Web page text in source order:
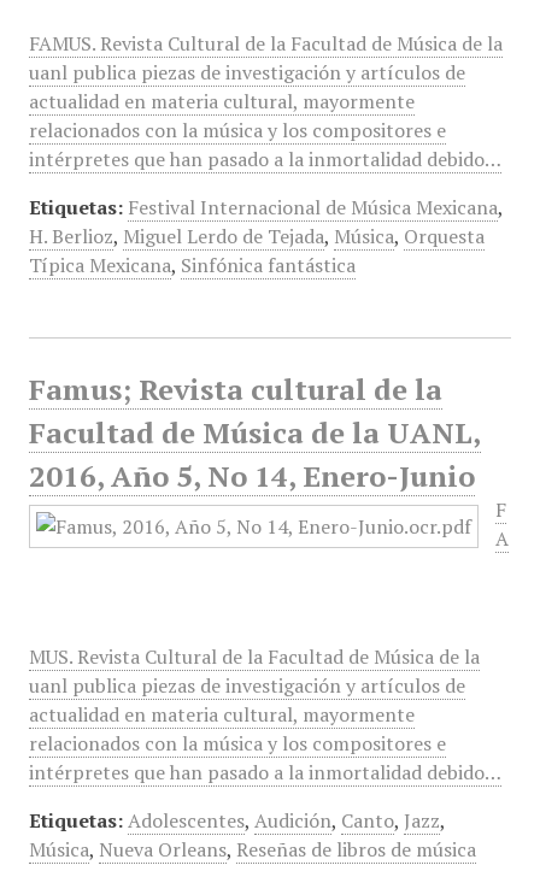
FAMUS. Revista Cultural de la Facultad de Música de la
uanl publica piezas de investigación y artículos de
actualidad en materia cultural, mayormente
relacionados con la música y los compositores e
intérpretes que han pasado a la inmortalidad debido…
Etiquetas: Festival Internacional de Música Mexicana,
H. Berlioz, Miguel Lerdo de Tejada, Música, Orquesta
Típica Mexicana, Sinfónica fantástica
Famus; Revista cultural de la
Facultad de Música de la UANL,
2016, Año 5, No 14, Enero-Junio
F
A
MUS. Revista Cultural de la Facultad de Música de la
uanl publica piezas de investigación y artículos de
actualidad en materia cultural, mayormente
relacionados con la música y los compositores e
intérpretes que han pasado a la inmortalidad debido…
Etiquetas: Adolescentes, Audición, Canto, Jazz,
Música, Nueva Orleans, Reseñas de libros de música